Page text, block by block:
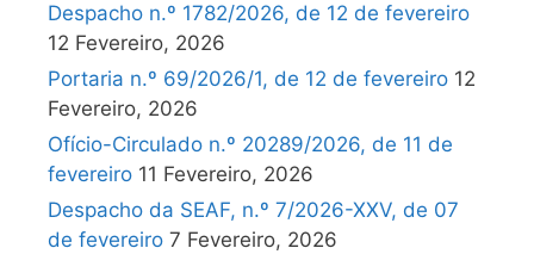
Despacho n.º 1782/2026, de 12 de fevereiro
12 Fevereiro, 2026
Portaria n.º 69/2026/1, de 12 de fevereiro 12
Fevereiro, 2026
Ofício-Circulado n.º 20289/2026, de 11 de
fevereiro 11 Fevereiro, 2026
Despacho da SEAF, n.º 7/2026-XXV, de 07
de fevereiro 7 Fevereiro, 2026